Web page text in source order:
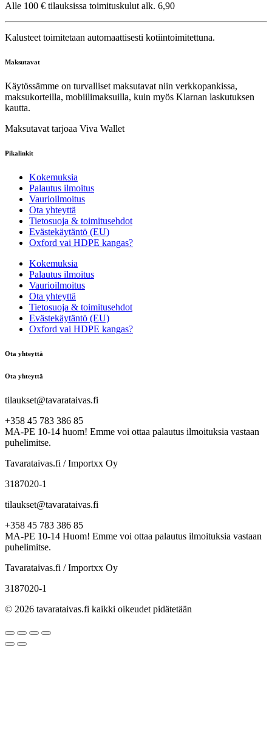
Alle 100 € tilauksissa toimituskulut alk. 6,90
Kalusteet toimitetaan automaattisesti kotiintoimitettuna.
Maksutavat
Käytössämme on turvalliset maksutavat niin verkkopankissa,
maksukorteilla, mobiilimaksuilla, kuin myös Klarnan laskutuksen
kautta.
Maksutavat tarjoaa Viva Wallet
Pikalinkit
Kokemuksia
Palautus ilmoitus
Vaurioilmoitus
Ota yhteyttä
Tietosuoja & toimitusehdot
Evästekäytäntö (EU)
Oxford vai HDPE kangas?
Kokemuksia
Palautus ilmoitus
Vaurioilmoitus
Ota yhteyttä
Tietosuoja & toimitusehdot
Evästekäytäntö (EU)
Oxford vai HDPE kangas?
Ota yhteyttä
Ota yhteyttä
tilaukset@tavarataivas.fi
+358 45 783 386 85
MA-PE 10-14 huom! Emme voi ottaa palautus ilmoituksia vastaan
puhelimitse.
Tavarataivas.fi / Importxx Oy
3187020-1
tilaukset@tavarataivas.fi
+358 45 783 386 85
MA-PE 10-14 Huom! Emme voi ottaa palautus ilmoituksia vastaan
puhelimitse.
Tavarataivas.fi / Importxx Oy
3187020-1
© 2026 tavarataivas.fi kaikki oikeudet pidätetään